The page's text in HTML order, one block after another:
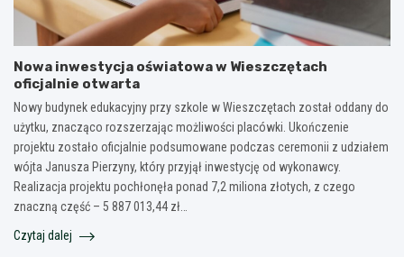
Nowa inwestycja oświatowa w Wieszczętach
oficjalnie otwarta
Nowy budynek edukacyjny przy szkole w Wieszczętach został oddany do
użytku, znacząco rozszerzając możliwości placówki. Ukończenie
projektu zostało oficjalnie podsumowane podczas ceremonii z udziałem
wójta Janusza Pierzyny, który przyjął inwestycję od wykonawcy.
Realizacja projektu pochłonęła ponad 7,2 miliona złotych, z czego
znaczną część – 5 887 013,44 zł…
Czytaj dalej